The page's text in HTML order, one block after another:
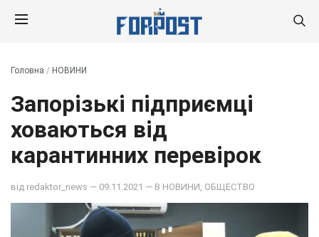
Головна / НОВИНИ
Запорізькі підприємці
ховаються від
карантинних перевірок
від redaktor_news — 09.11.2021 — В НОВИНИ ОБЩЕСТВО